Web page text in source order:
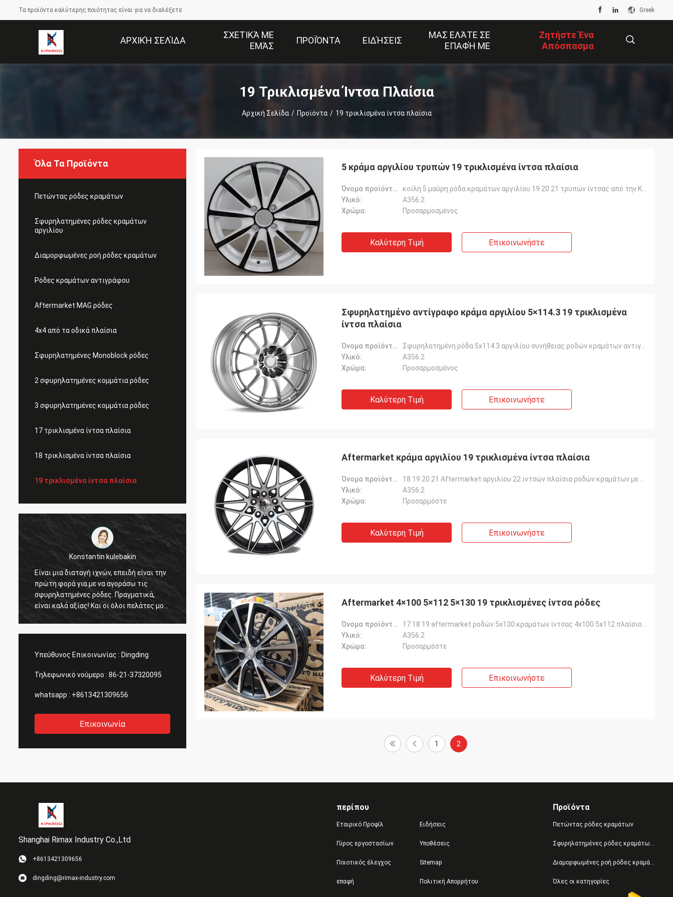
Τα προϊόντα καλύτερης ποιότητας είναι για να διαλέξετε Greek
ΑΡΧΙΚΉ ΣΕΛΊΔΑ
ΣΧΕΤΙΚΆ ΜΕ
ΕΜΆΣ
ΠΡΟΪΌΝΤΑ ΕΙΔΉΣΕΙΣ
ΜΑΣ ΕΛΆΤΕ ΣΕ
ΕΠΑΦΉ ΜΕ
Ζητήστε Ένα
Απόσπασμα
19 Τρικλισμένα Ίντσα Πλαίσια
Αρχική Σελίδα / Προϊόντα / 19 τρικλισμένα ίντσα πλαίσια
Όλα Τα Προϊόντα
Πετώντας ρόδες κραμάτων
Σφυρηλατημένες ρόδες κραμάτων
αργιλίου
Διαμορφωμένες ροή ρόδες κραμάτων
Ρόδες κραμάτων αντιγράφου
Aftermarket MAG ρόδες
4x4 από τα οδικά πλαίσια
Σφυρηλατημένες Monoblock ρόδες
2 σφυρηλατημένες κομμάτια ρόδες
3 σφυρηλατημένες κομμάτια ρόδες
17 τρικλισμένα ίντσα πλαίσια
18 τρικλισμένα ίντσα πλαίσια
19 τρικλισμένα ίντσα πλαίσια
Konstantin kulebakin
Είναι μια διαταγή ιχνών, επειδή είναι την
πρώτη φορά για με να αγοράσω τις
σφυρηλατημένες ρόδες. Πραγματικά,
είναι καλά αξίας! Και οι όλοι πελάτες μου
είναι ικανοποιούν την ποιότητα. Πλανίζω
μπορούν να τελειώσουν πριν από τις
κινεζικές διακοπές!
Lucas Mendes
τη γρήγορη απάντησή σας και την
υπηρεσία
Υπεύθυνος Επικοινωνίας : Dingding
Τηλεφωνικό νούμερο : 86-21-37320095
whatsapp : +8613421309656
Επικοινωνία
5 κράμα αργιλίου τρυπών 19 τρικλισμένα ίντσα πλαίσια
Όνομα προϊόντων:
Υλικό:
Α356.2
Χρώμα:
Προσαρμοσμένος
Καλύτερη Τιμή Επικοινωνήστε
Σφυρηλατημένο αντίγραφο κράμα αργιλίου 5×114.3 19 τρικλισμένα
ίντσα πλαίσια
Όνομα προϊόντων:
Υλικό:
Α356.2
Χρώμα:
Προσαρμοσμένος
Καλύτερη Τιμή Επικοινωνήστε
Aftermarket κράμα αργιλίου 19 τρικλισμένα ίντσα πλαίσια
Όνομα προϊόντων:
Υλικό:
Α356.2
Χρώμα:
Προσαρμόστε
Καλύτερη Τιμή Επικοινωνήστε
Aftermarket 4×100 5×112 5×130 19 τρικλισμένες ίντσα ρόδες
Όνομα προϊόντων:
Υλικό:
Α356.2
Χρώμα:
Προσαρμόστε
Καλύτερη Τιμή Επικοινωνήστε
1 2
Shanghai Rimax Industry Co.,Ltd
+8613421309656
dingding@rimax-industry.com
περίπου
Εταιρικό Προφίλ
Γύρος εργοστασίων
Ποιοτικός έλεγχος
επαφή
Ειδήσεις
Υποθέσεις
Sitemap
Πολιτική Απορρήτου
Προϊόντα
Πετώντας ρόδες κραμάτων
Σφυρηλατημένες ρόδες κραμάτων αργιλίου
Διαμορφωμένες ροή ρόδες κραμάτων
Όλες οι κατηγορίες